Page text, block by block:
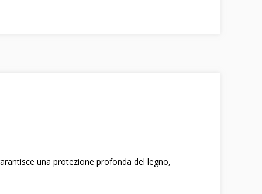
una protezione profonda del legno,